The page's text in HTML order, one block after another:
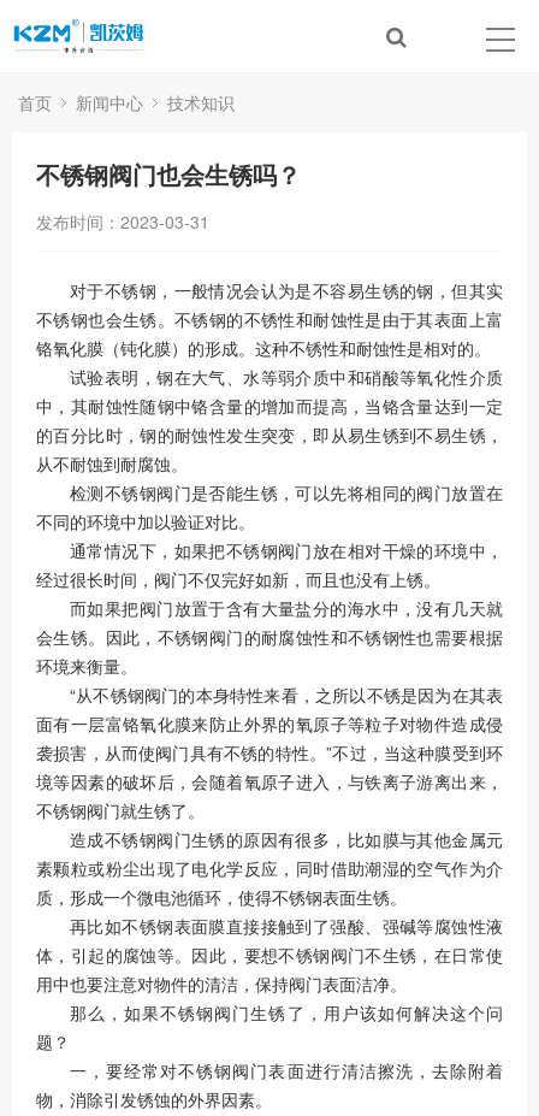
首页 新闻中心 技术知识
不锈钢阀门也会生锈吗？
发布时间：2023-03-31
对于不锈钢，一般情况会认为是不容易生锈的钢，但其实
不锈钢也会生锈。不锈钢的不锈性和耐蚀性是由于其表面上富
铬氧化膜（钝化膜）的形成。这种不锈性和耐蚀性是相对的。
试验表明，钢在大气、水等弱介质中和硝酸等氧化性介质
中，其耐蚀性随钢中铬含量的增加而提高，当铬含量达到一定
的百分比时，钢的耐蚀性发生突变，即从易生锈到不易生锈，
从不耐蚀到耐腐蚀。
检测不锈钢阀门是否能生锈，可以先将相同的阀门放置在
不同的环境中加以验证对比。
通常情况下，如果把不锈钢阀门放在相对干燥的环境中，
经过很长时间，阀门不仅完好如新，而且也没有上锈。
而如果把阀门放置于含有大量盐分的海水中，没有几天就
会生锈。因此，不锈钢阀门的耐腐蚀性和不锈钢性也需要根据
环境来衡量。
“从不锈钢阀门的本身特性来看，之所以不锈是因为在其表
面有一层富铬氧化膜来防止外界的氧原子等粒子对物件造成侵
袭损害，从而使阀门具有不锈的特性。”不过，当这种膜受到环
境等因素的破坏后，会随着氧原子进入，与铁离子游离出来，
不锈钢阀门就生锈了。
造成不锈钢阀门生锈的原因有很多，比如膜与其他金属元
素颗粒或粉尘出现了电化学反应，同时借助潮湿的空气作为介
质，形成一个微电池循环，使得不锈钢表面生锈。
再比如不锈钢表面膜直接接触到了强酸、强碱等腐蚀性液
体，引起的腐蚀等。因此，要想不锈钢阀门不生锈，在日常使
用中也要注意对物件的清洁，保持阀门表面洁净。
那么，如果不锈钢阀门生锈了，用户该如何解决这个问
题？
一，要经常对不锈钢阀门表面进行清洁擦洗，去除附着
物，消除引发锈蚀的外界因素。